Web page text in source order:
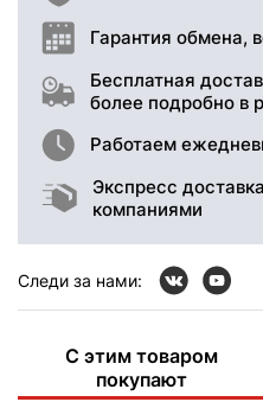
Гарантия обмена,
Бесплатная
более подробно в
Работаем
Экспресс
компаниями
Следи за нами:
С этим товаром
покупают